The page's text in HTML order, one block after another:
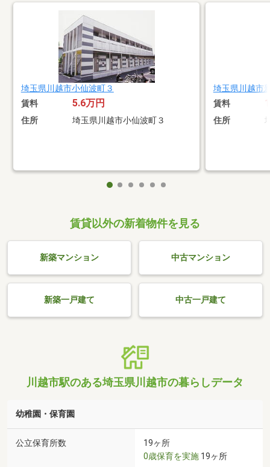
埼玉県川越市小仙波町３
賃料 5.6万円
住所 埼玉県川越市小仙波町３
埼玉県川越市
賃料
住所
賃貸以外の新着物件を見る
新築マンション 中古マンション
新築一戸建て 中古一戸建て
川越市駅のある埼玉県川越市の暮らしデータ
幼稚園・保育園
公立保育所数
19ヶ所
0歳保育を実施 19ヶ所